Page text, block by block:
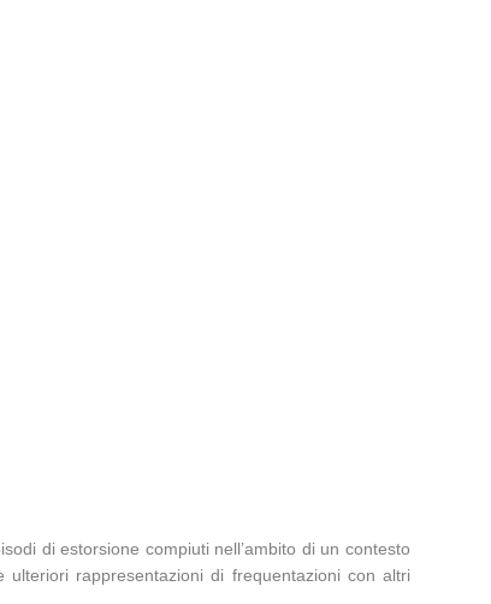
di estorsione compiuti nell’ambito di un contesto
rappresentazioni di frequentazioni con altri